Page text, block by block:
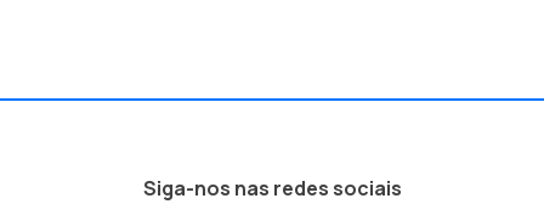
Siga-nos nas redes sociais